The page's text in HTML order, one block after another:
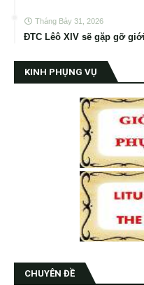
Tháng Bảy 31, 2026
ĐTC Lêô XIV sẽ gặp gỡ
KINH PHỤNG VỤ
CHUYÊN ĐỀ